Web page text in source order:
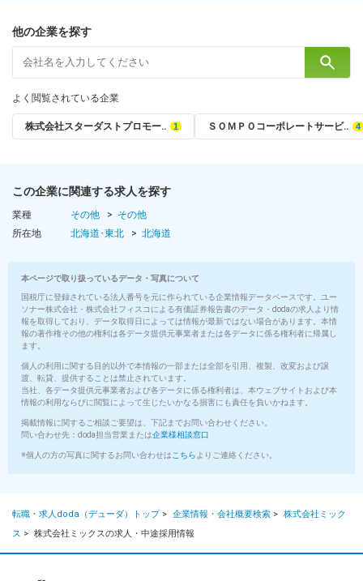
他の企業を探す
よく閲覧されている企業
株式会社スターダストプロモー‥ ＳＯＭＰＯコーポレートサービ‥
この企業に関連する求人を探す
業種 その他
その他
所在地
北海道･東北 北海道
本ページで取り扱っているデータ・写真について
国税庁に登録されている法人番号を元に作られている企業情報データベースです。ユー
ソナー株式会社・株式会社フィスコによる有価証券報告書のデータ・dodaの求人より情
報を取得しており、データ取得日によっては情報が最新ではない場合があります。本情
報の著作権その他の権利は各データ提供元事業者または各データに係る権利者に帰属し
ます。
個人の利用に関する目的以外で本情報の一部または全部を引用、複製、改変および譲
渡、転貸、提供することは禁止されています。
当社、各データ提供元事業者および各データに係る権利者は、本ウェブサイトおよび本
情報の利用ならびに閲覧によって生じたいかなる損害にも責任を負いかねます。
掲載情報に関するご相談ご要望は、下記までお問い合わせください。
問い合わせ先：doda担当営業または企業様相談窓口
※個人の方の写真に関するお問い合わせは こちら よりご連絡ください。
転職・求人doda（デューダ）トップ> 企業情報・会社概要検索 > 株式会社ミック
ス > 株式会社ミックスの求人・中途採用情報